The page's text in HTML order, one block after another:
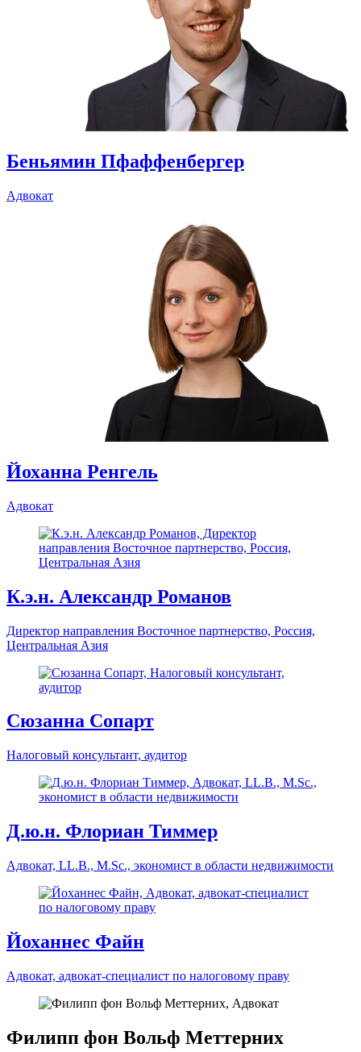
Беньямин Пфаффенбергер
Йоханна Ренгель
Адвокат
К.э.н. Александр Романов
Директор направления Восточное партнерство, Россия,
Центральная Азия
Налоговый консультант, аудитор
Адвокат, LL.B., M.Sc., экономист в области недвижимости